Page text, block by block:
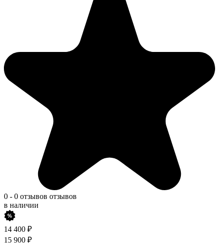
0 - 0 отзывов отзывов
в наличии
14 400 ₽
15 900 ₽